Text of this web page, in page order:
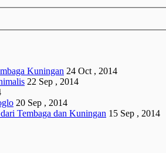
Kuningan 24 Oct , 2014
22 Sep , 2014
20 Sep , 2014
Tembaga dan Kuningan 15 Sep , 2014